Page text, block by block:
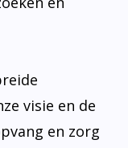
visie en de
en zorg